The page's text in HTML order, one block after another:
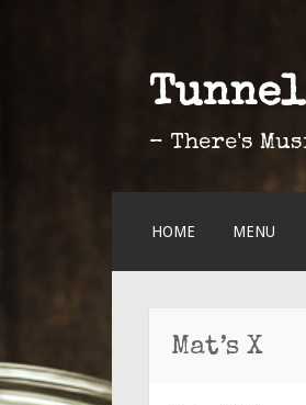
– There's
SPRINGEN
HOME MENU
Mat’s X